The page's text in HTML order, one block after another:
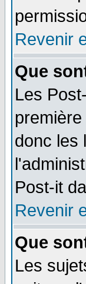
Revenir
Que
Les
donc les
Post-it
Revenir
Que
Les